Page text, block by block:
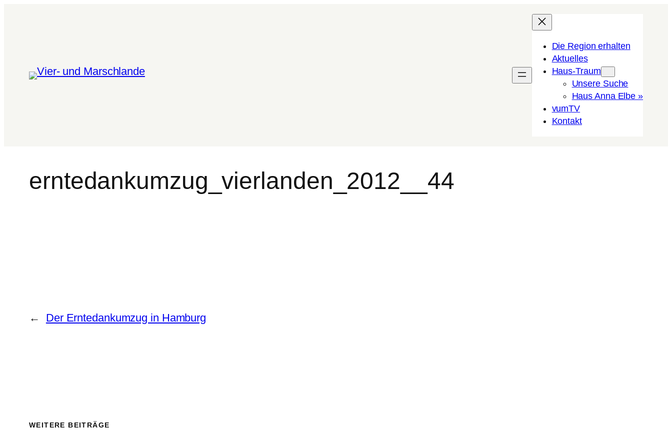
Die Region erhalten
Aktuelles
Haus-Traum
Unsere Suche
Haus Anna Elbe »
vumTV
Kon­takt
erntedankumzug_vierlanden_2012__44
← Der Erntedankumzug in Hamburg
WEITERE BEITRÄGE